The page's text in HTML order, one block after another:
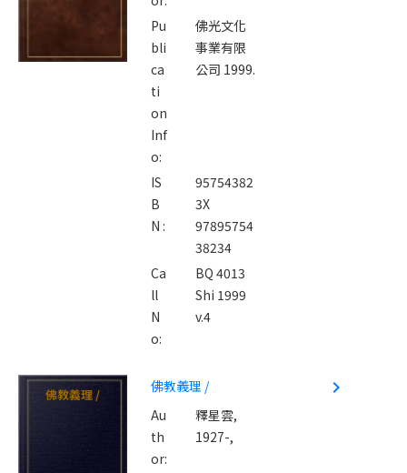
Pu
bli
ca
ti
on
Inf
o:
佛光文化
事業有限
公司 1999.
IS
B
N :
95754382
3X
97895754
38234
Ca
ll
N
o:
BQ 4013
Shi 1999
v.4
佛教義理 /
佛教義理 /
Au
th
or:
釋星雲,
1927-,
navigate_next